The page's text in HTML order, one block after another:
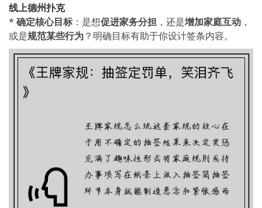
线上德州扑克
* 确定核心目标 ：是想促进家务分担 ，还是增加家庭互动 ，
或是规范某些行为？明确目标有助于你设计签条内容。